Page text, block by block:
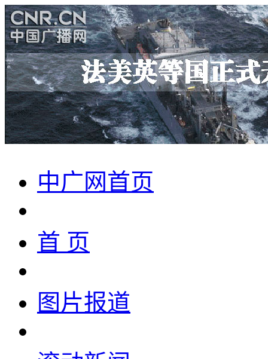
中广网首页
首 页
图片报道